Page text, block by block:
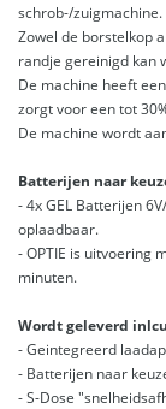
schrob-/zuigmachine.
Zowel de borstelkop
randje gereinigd kan
De machine heeft
zorgt voor een tot
De machine wordt
Batterijen naar
- 4x GEL Batterijen
oplaadbaar.
- OPTIE is uitvoering
minuten.
Wordt geleverd
- Geintegreerd
- Batterijen naar
- S-Dose